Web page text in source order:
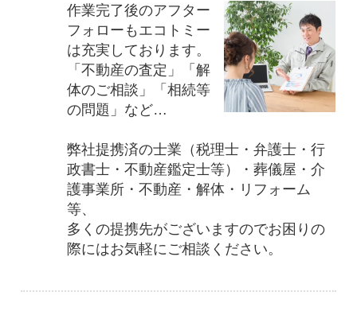
作業完了後のアフター
フォローもエコトミー
は充実しております。
「不動産の査定」「解
体のご相談」「相続等
の問題」など…
弊社提携済の士業（税理士・弁護士・行
政書士・不動産鑑定士等）・葬儀屋・介
護事業所・不動産・解体・リフォーム
等、
多くの提携先がございますのでお困りの
際にはお気軽にご相談ください。